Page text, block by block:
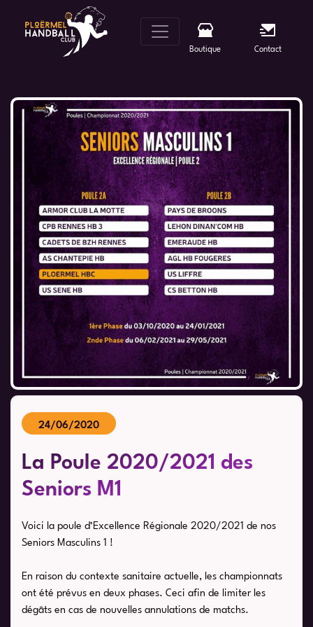
content
Boutique Contact
24/06/2020
La Poule 2020/2021 des
Seniors M1
Voici la poule d’Excellence Régionale 2020/2021 de nos
Seniors Masculins 1 !
En raison du contexte sanitaire actuelle, les championnats
ont été prévus en deux phases. Ceci afin de limiter les
dégâts en cas de nouvelles annulations de matchs.